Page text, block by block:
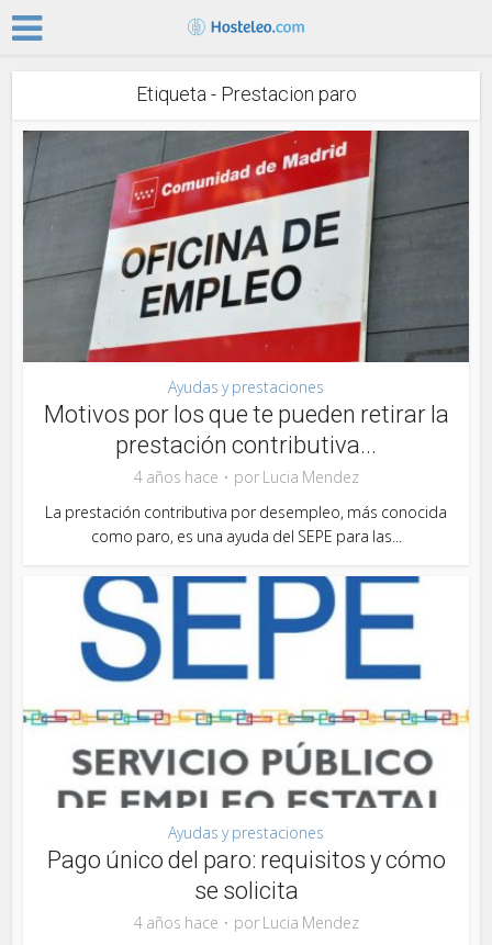
Etiqueta - Prestacion paro
Ayudas y prestaciones
Motivos por los que te pueden retirar la
prestación contributiva...
4 años hace por Lucia Mendez
La prestación contributiva por desempleo, más conocida
como paro, es una ayuda del SEPE para las...
Ayudas y prestaciones
Pago único del paro: requisitos y cómo
se solicita
4 años hace por Lucia Mendez